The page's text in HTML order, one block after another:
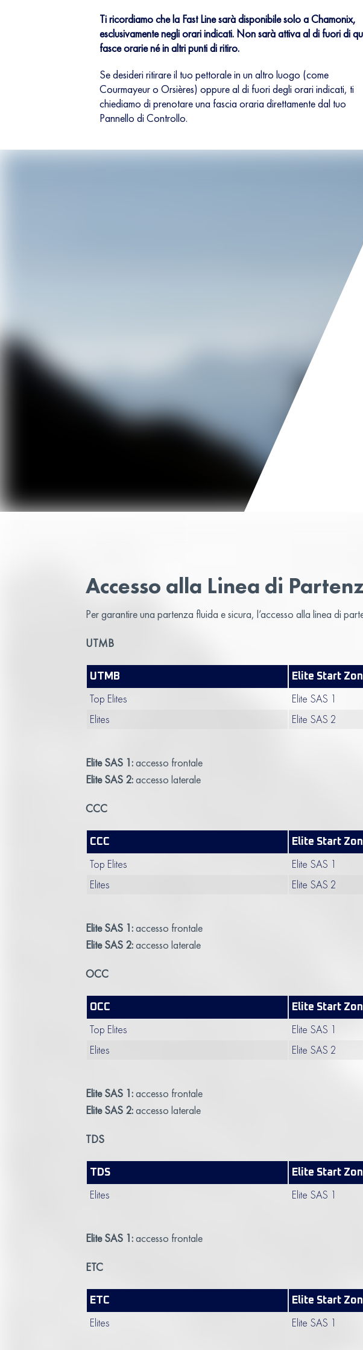
Ti ricordiamo che la Fast Line sarà disponibile solo a Chamonix,
esclusivamente negli orari indicati. Non sarà attiva al di fuori di
fasce orarie né in altri punti di ritiro.
Se desideri ritirare il tuo pettorale in un altro luogo (come
Courmayeur o Orsières) oppure al di fuori degli orari indicati, ti
chiediamo di prenotare una fascia oraria direttamente dal tuo
Pannello di Controllo.
Accesso alla Linea di
Per garantire una partenza fluida e sicura, l’accesso alla linea di
UTMB
UTMB Elite Start
Top Elites Elite SAS 1
Elites
Elite SAS 2
Elite SAS 1:accesso frontale
Elite SAS 2:accesso laterale
CCC
CCC Elite Start
Top Elites Elite SAS 1
Elites
Elite SAS 2
Elite SAS 1:accesso frontale
Elite SAS 2:accesso laterale
OCC
OCC Elite Start
Top Elites Elite SAS 1
Elites
Elite SAS 2
Elite SAS 1:accesso frontale
Elite SAS 2:accesso laterale
TDS
TDS Elite Start
Elites Elite SAS 1
Elite SAS 1:accesso frontale
ETC
ETC Elite Start
Elites Elite SAS 1